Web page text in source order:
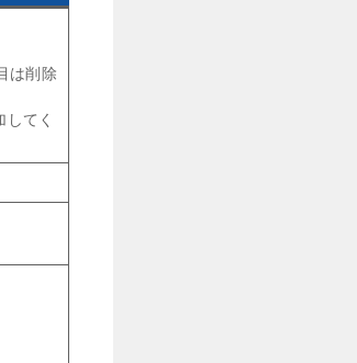
は削除
てく